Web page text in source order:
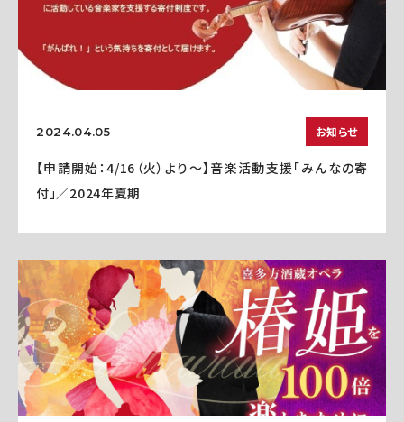
2024.04.05 お知らせ
【申請開始：4/16（火）より～】音楽活動支援「みんなの寄
付」／2024年夏期